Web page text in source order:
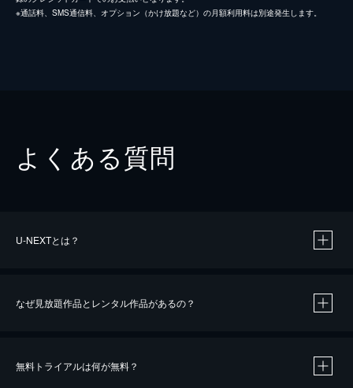
※通話料、SMS通信料、オプション（かけ放題など）の月額利用料は別途発生します。
よくある質問
U-NEXTとは？
なぜ見放題作品とレンタル作品があるの？
無料トライアルは何が無料？